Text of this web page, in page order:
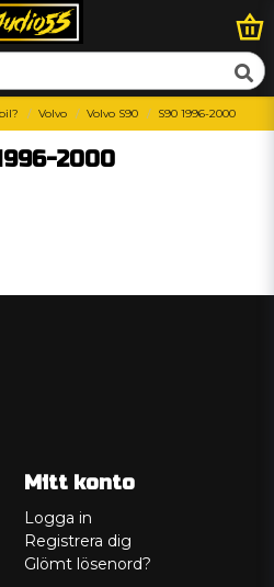
Volvo Volvo S90 S90 1996-2000
2000
Mitt konto
Logga in
Registrera dig
Glömt lösenord?